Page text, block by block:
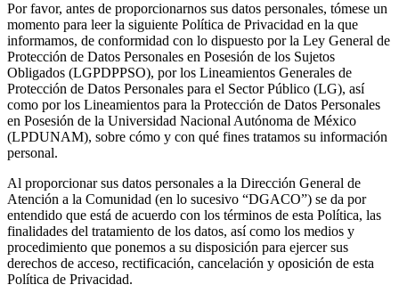
Por favor, antes de proporcionarnos sus datos personales, tómese un
momento para leer la siguiente Política de Privacidad en la que
informamos, de conformidad con lo dispuesto por la Ley General de
Protección de Datos Personales en Posesión de los Sujetos
Obligados (LGPDPPSO), por los Lineamientos Generales de
Protección de Datos Personales para el Sector Público (LG), así
como por los Lineamientos para la Protección de Datos Personales
en Posesión de la Universidad Nacional Autónoma de México
(LPDUNAM), sobre cómo y con qué fines tratamos su información
personal.
Al proporcionar sus datos personales a la Dirección General de
Atención a la Comunidad (en lo sucesivo “DGACO”) se da por
entendido que está de acuerdo con los términos de esta Política, las
finalidades del tratamiento de los datos, así como los medios y
procedimiento que ponemos a su disposición para ejercer sus
derechos de acceso, rectificación, cancelación y oposición de esta
Política de Privacidad.